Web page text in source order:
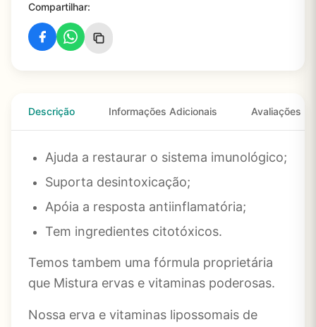
Compartilhar:
Descrição Informações Adicionais Avaliações
Ajuda a restaurar o sistema imunológico;
Suporta desintoxicação;
Apóia a resposta antiinflamatória;
Tem ingredientes citotóxicos.
Temos tambem uma fórmula proprietária
que Mistura ervas e vitaminas poderosas.
Nossa erva e vitaminas lipossomais de